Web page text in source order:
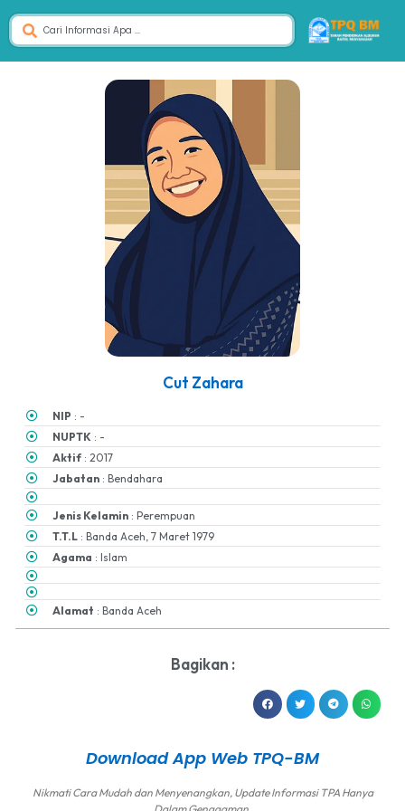
Cut Zahara
NIP : -
NUPTK : -
Aktif : 2017
Jabatan : Bendahara
Jenis Kelamin : Perempuan
T.T.L : Banda Aceh, 7 Maret 1979
Agama : Islam
Alamat : Banda Aceh
Bagikan :
Download App Web TPQ-BM
Nikmati Cara Mudah dan Menyenangkan, Update Informasi TPA Hanya